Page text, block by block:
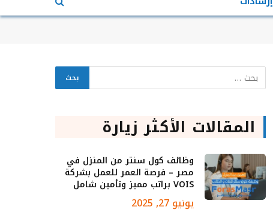
المقالات الأكثر زيارة
وظائف كول سنتر من المنزل في
مصر – فرصة العمر للعمل بشركة
VOIS براتب مميز وتأمين شامل
يونيو 27, 2025